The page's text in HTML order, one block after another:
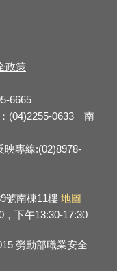
政策
6665
(04)2255-0633 南
映專線:(02)8978-
號南棟11樓 地圖
，下午13:30-17:30
勞動部職業安全